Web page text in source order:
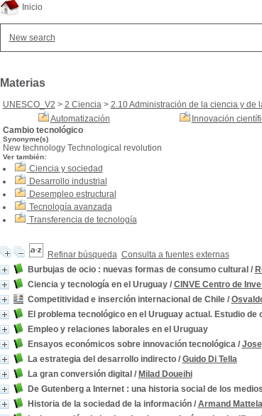
Inicio
New search
Materias
UNESCO_V2 > 2 Ciencia> 2.10 Administración de la ciencia y de
Automatización
Innovación
Cambio tecnológico
Synonyme(s)
New technology Technological revolution
Ver también:
Ciencia y sociedad
Desarrollo industrial
Desempleo estructural
Tecnología avanzada
Transferencia de tecnología
Refinar búsqueda Consulta a fuentes externas
Burbujas de ocio : nuevas formas de consumo cultural /
Ciencia y tecnología en el Uruguay/ CINVE Centro de
Competitividad e inserción internacional de Chile/
El problema tecnológico en el Uruguay actual. Estudio de
Empleo y relaciones laborales en el Uruguay
Ensayos económicos sobre innovación tecnológica/
La estrategia del desarrollo indirecto/ Guido Di Tella
La gran conversión digital / Milad Doueihi
De Gutenberg a Internet : una historia social de los
Historia de la sociedad de la información/ Armand